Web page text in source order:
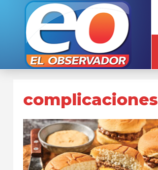
complicaciones